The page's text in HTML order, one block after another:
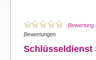
Bewertung
Bewertungen
Schlüsseldienst